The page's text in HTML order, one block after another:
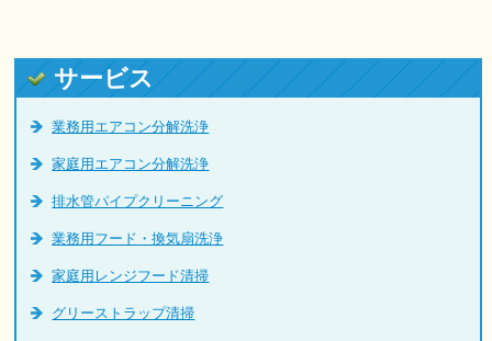
サービス
業務用エアコン分解洗浄
家庭用エアコン分解洗浄
排水管パイプクリーニング
業務用フード・換気扇洗浄
家庭用レンジフード清掃
グリーストラップ清掃